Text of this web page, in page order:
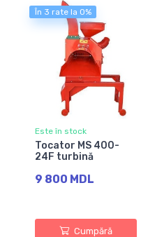
În 3 rate la 0%
Este în stock
Tocator MS 400-
24F turbină
9 800 MDL
Cumpără